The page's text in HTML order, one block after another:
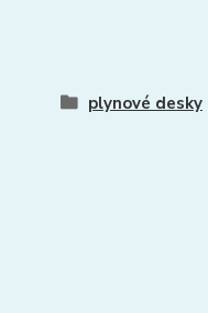
plynové desky